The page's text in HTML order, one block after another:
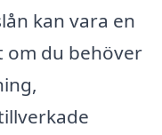
kan vara en
om du behöver